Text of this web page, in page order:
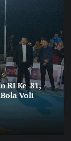
RI Ke-81,
Voli